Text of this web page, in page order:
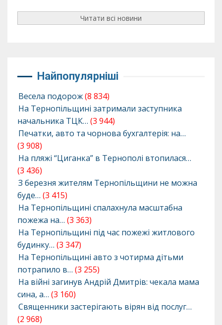
Читати всі новини
Найпопулярніші
Весела подорож(8 834)
На Тернопільщині затримали заступника
начальника ТЦК… (3 944)
Печатки, авто та чорнова бухгалтерія: на…
(3 908)
На пляжі “Циганка” в Тернополі втопилася…
(3 436)
З березня жителям Тернопільщини не можна
буде… (3 415)
На Тернопільщині спалахнула масштабна
пожежа на… (3 363)
На Тернопільщині під час пожежі житлового
будинку… (3 347)
На Тернопільщині авто з чотирма дітьми
потрапило в… (3 255)
На війні загинув Андрій Дмитрів: чекала мама
сина, а… (3 160)
Священники застерігають вірян від послуг…
(2 968)